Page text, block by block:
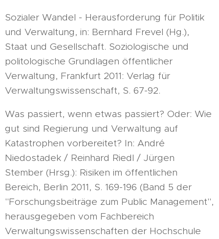
Sozialer Wandel - Herausforderung für Politik
und Verwaltung, in: Bernhard Frevel (Hg.),
Staat und Gesellschaft. Soziologische und
politologische Grundlagen öffentlicher
Verwaltung, Frankfurt 2011: Verlag für
Verwaltungswissenschaft, S. 67-92.
Was passiert, wenn etwas passiert? Oder: Wie
gut sind Regierung und Verwaltung auf
Katastrophen vorbereitet? In: André
Niedostadek / Reinhard Riedl / Jürgen
Stember (Hrsg.): Risiken im öffentlichen
Bereich, Berlin 2011, S. 169-196 (Band 5 der
"Forschungsbeiträge zum Public Management",
herausgegeben vom Fachbereich
Verwaltungswissenschaften der Hochschule